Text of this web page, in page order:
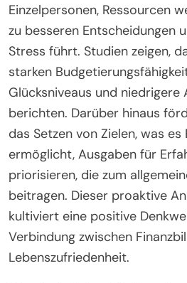
Einzelpersonen, Ressourcen
zu besseren Entscheidungen
Stress führt. Studien zeigen,
starken
Glücksniveaus und niedrigere
berichten. Darüber hinaus
das Setzen von Zielen, was es
ermöglicht, Ausgaben für
priorisieren, die zum
beitragen. Dieser proaktive
kultiviert eine positive
Verbindung zwischen
Lebenszufriedenheit.